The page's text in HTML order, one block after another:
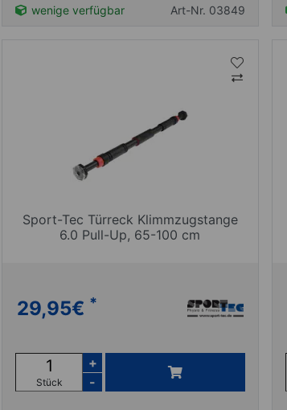
wenige verfügbar Art-Nr. 03849
Sport-Tec Türreck Klimmzugstange
6.0 Pull-Up, 65-100 cm
29,95€ *
Stück
+
-